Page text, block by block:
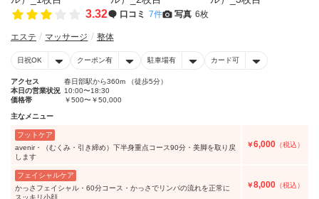
3.32 口コミ 7件 写真 6枚
エステ マッサージ 整体
日祝OK クーポン有 駐車場有 カード可
アクセス
春日部駅から360m （徒歩5分）
本日の営業状況 10:00〜18:30
価格帯
￥500〜￥50,000
主なメニュー
フットケア
avenir・（むくみ・引き締め）下半身重点コース90分・美脚を取り戻
します
￥6,000 （税込）
フェイシャルケア
かっさフェイシャル・60分コース・かっさでリンパの流れを正常に
スッキリ小顔
￥8,000 （税込）